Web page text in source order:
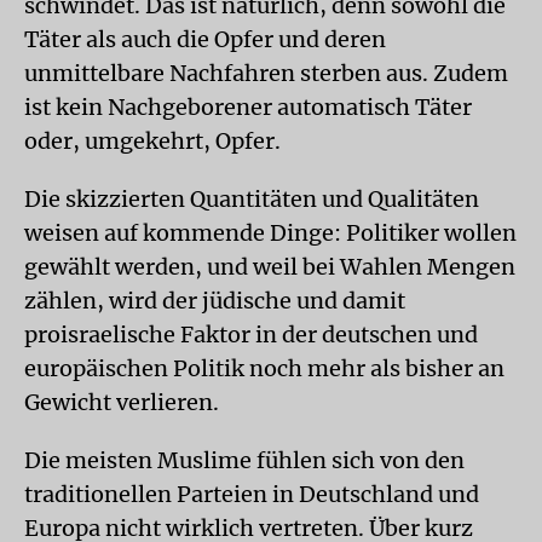
Täter als auch die Opfer und deren
unmittelbare Nachfahren sterben aus. Zudem
ist kein Nachgeborener automatisch Täter
oder, umgekehrt, Opfer.
Die skizzierten Quantitäten und Qualitäten
weisen auf kommende Dinge: Politiker wollen
gewählt werden, und weil bei Wahlen Mengen
zählen, wird der jüdische und damit
proisraelische Faktor in der deutschen und
europäischen Politik noch mehr als bisher an
Gewicht verlieren.
Die meisten Muslime fühlen sich von den
traditionellen Parteien in Deutschland und
Europa nicht wirklich vertreten. Über kurz